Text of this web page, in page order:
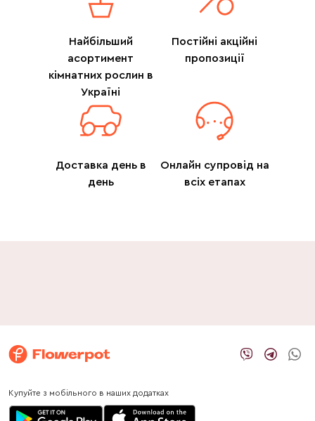
Найбільший
асортимент
кімнатних рослин в
Україні
Постійні акційні
пропозиції
Доставка день в
день
Онлайн супровід на
всіх етапах
Купуйте з мобільного в наших додатках